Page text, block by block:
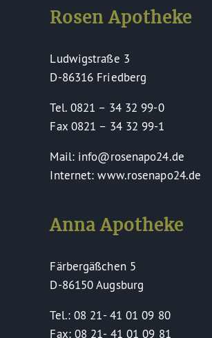
Rosen Apotheke
Ludwigstraße 3
D-86316 Friedberg
Tel. 0821 – 34 32 99-0
Fax 0821 – 34 32 99-1
Mail: info@rosenapo24.de
Internet: www.rosenapo24.de
Anna Apotheke
Färbergäßchen 5
D-86150 Augsburg
Tel.: 08 21- 41 01 09 80
Fax: 08 21- 41 01 09 81